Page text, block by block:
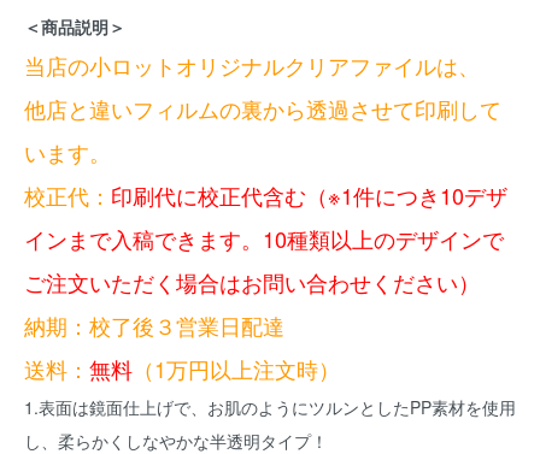
＜商品説明＞
当店の小ロットオリジナルクリアファイルは、
他店と違いフィルムの裏から透過させて印刷して
います。
校正代： 印刷代に校正代含む（※1件につき10デザ
インまで入稿できます。10種類以上のデザインで
ご注文いただく場合はお問い合わせください）
納期：校了後３営業日配達
送料： 無料 （1万円以上注文時）
1.表面は鏡面仕上げで、お肌のようにツルンとしたPP素材を使用
し、柔らかくしなやかな半透明タイプ！